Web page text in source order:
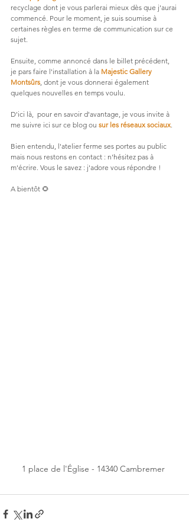
recyclage dont je vous parlerai mieux dès que j'aurai
commencé. Pour le moment, je suis soumise à
certaines règles en terme de communication sur ce
sujet.
Ensuite, comme annoncé dans le billet précédent,
je pars faire l'installation à la Majestic Gallery
Montsûrs, dont je vous donnerai également
quelques nouvelles en temps voulu.
D'ici là,  pour en savoir d'avantage, je vous invite à
me suivre ici sur ce blog ou sur les réseaux sociaux.
Bien entendu, l'atelier ferme ses portes au public
mais nous restons en contact : n'hésitez pas à
m'écrire. Vous le savez : j'adore vous répondre !
A bientôt 🌻
1 place de l'Église - 14340 Cambremer